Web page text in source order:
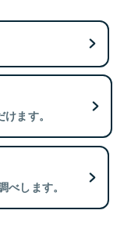
ます。
します。